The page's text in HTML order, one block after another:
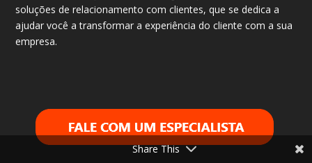
soluções de relacionamento com clientes, que se dedica a
ajudar você a transformar a experiência do cliente com a sua
empresa.
Share This